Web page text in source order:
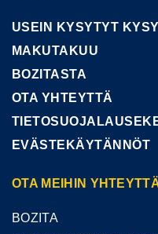
USEIN KYSYTYT
MAKUTAKUU
BOZITASTA
OTA YHTEYTTÄ
EVÄSTEKÄYTÄNNÖT
OTA MEIHIN
BOZITA